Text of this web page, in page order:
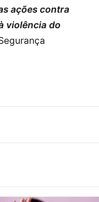
ações contra
violência do